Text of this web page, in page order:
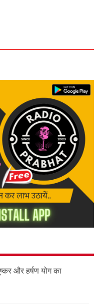
और हर्षण योग का